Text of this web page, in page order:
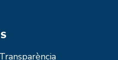
Transparència